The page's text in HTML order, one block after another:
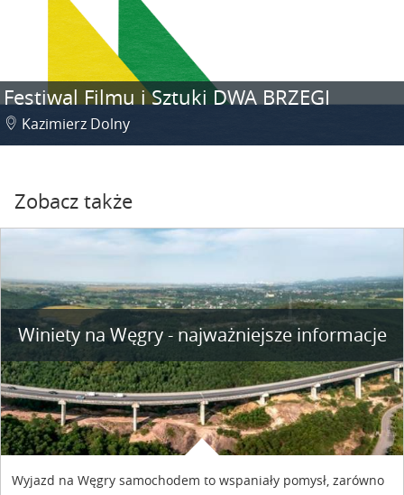
Festiwal Filmu i Sztuki DWA BRZEGI
Kazimierz Dolny
Zobacz także
Winiety na Węgry - najważniejsze informacje
Wyjazd na Węgry samochodem to wspaniały pomysł, zarówno